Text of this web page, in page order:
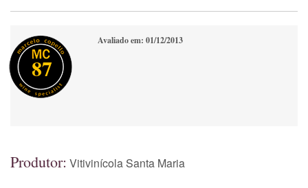
87
Avaliado em: 01/12/2013
Produtor: Vitivinícola Santa Maria